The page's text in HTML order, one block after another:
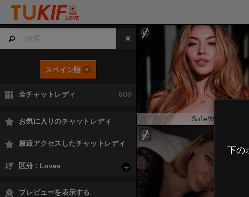
スペイン語 ×
全チャットレディ 600
お気に入りのチャットレディ
最近アクセスしたチャットレディ
区分 : Loves +
プレビューを表示する
SofieWhite
下の